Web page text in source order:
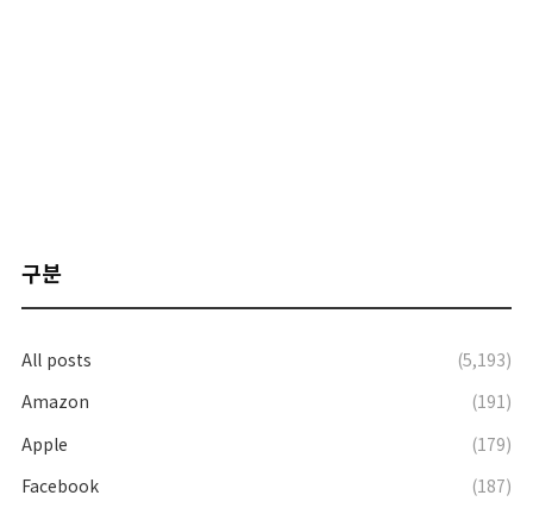
구분
All posts
(5,193)
Amazon
(191)
Apple
(179)
Facebook
(187)